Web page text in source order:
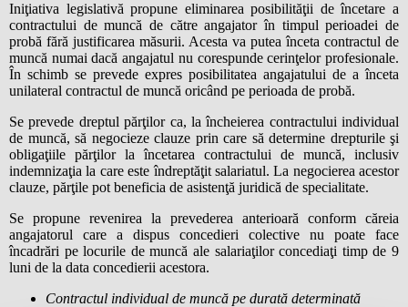
Iniţiativa legislativă propune eliminarea posibilităţii de încetare a
contractului de muncă de către angajator în timpul perioadei de
probă fără justificarea măsurii. Acesta va putea înceta contractul de
muncă numai dacă angajatul nu corespunde cerinţelor profesionale.
În schimb se prevede expres posibilitatea angajatului de a înceta
unilateral contractul de muncă oricând pe perioada de probă.
Se prevede dreptul părţilor ca, la încheierea contractului individual
de muncă, să negocieze clauze prin care să determine drepturile şi
obligaţiile părţilor la încetarea contractului de muncă, inclusiv
indemnizaţia la care este îndreptăţit salariatul. La negocierea acestor
clauze, părţile pot beneficia de asistenţă juridică de specialitate.
Se propune revenirea la prevederea anterioară conform căreia
angajatorul care a dispus concedieri colective nu poate face
încadrări pe locurile de muncă ale salariaţilor concediaţi timp de 9
luni de la data concedierii acestora.
Contractul individual de muncă pe durată determinată